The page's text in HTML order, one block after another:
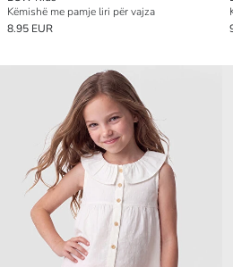
Këmishë me pamje liri për vajza
8.95 EUR